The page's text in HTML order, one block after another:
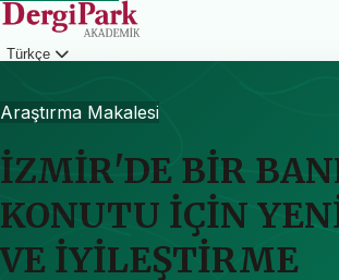
Türkçe
Araştırma Makalesi
İZMİR'DE BİR
KONUTU İÇİN
VE İYİLEŞTİRME